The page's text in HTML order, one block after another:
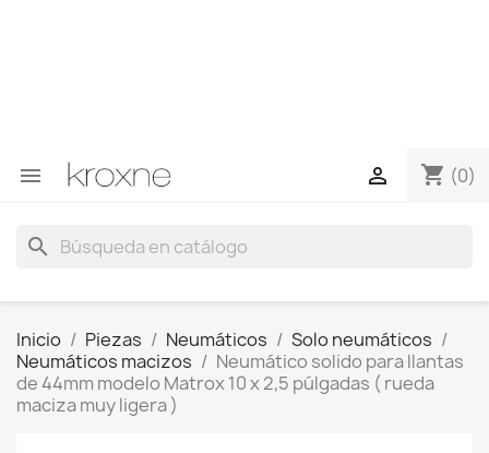
 shopping_cart (0)

search
Inicio Piezas Neumáticos
Solo neumáticos
Neumáticos macizos
Neumático solido para llantas
de 44mm modelo Matrox 10 x 2,5 púlgadas ( rueda
maciza muy ligera )